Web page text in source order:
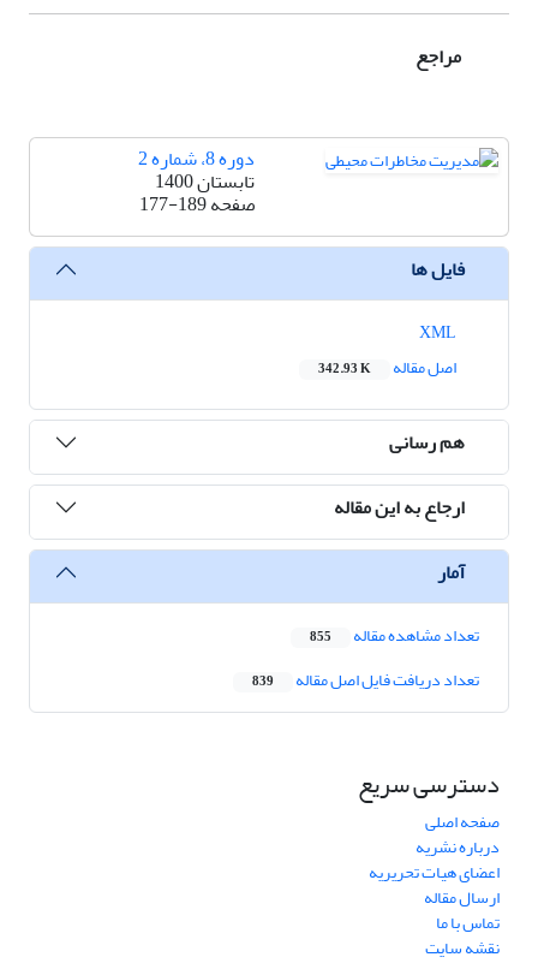
مراجع
دوره 8، شماره 2
تابستان 1400
صفحه177-189
فایل ها
اصل مقاله
342.93 K
هم رسانی
ارجاع به این مقاله
آمار
تعداد مشاهده مقاله 855
تعداد دریافت فایل اصل مقاله 839
دسترسی سریع
صفحه اصلی
درباره نشریه
اعضای هیات تحریریه
ارسال مقاله
تماس با ما
نقشه سایت